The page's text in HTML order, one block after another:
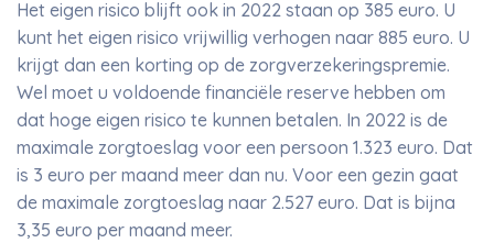
Het eigen risico blijft ook in 2022 staan op 385 euro. U
kunt het eigen risico vrijwillig verhogen naar 885 euro. U
krijgt dan een korting op de zorgverzekeringspremie.
Wel moet u voldoende financiële reserve hebben om
dat hoge eigen risico te kunnen betalen. In 2022 is de
maximale zorgtoeslag voor een persoon 1.323 euro. Dat
is 3 euro per maand meer dan nu. Voor een gezin gaat
de maximale zorgtoeslag naar 2.527 euro. Dat is bijna
3,35 euro per maand meer.